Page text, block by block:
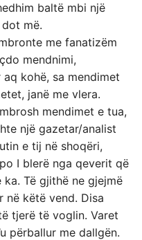
baltë mbi një
më.
me fanatizëm
mendnimi,
kohë, sa mendimet
janë me vlera.
mendimet e tua,
një gazetar/analist
e tij në shoqëri,
I blerë nga qeverit që
Të gjithë ne gjejmë
në këtë vend. Disa
tjerë të voglin. Varet
përballur me dallgën.